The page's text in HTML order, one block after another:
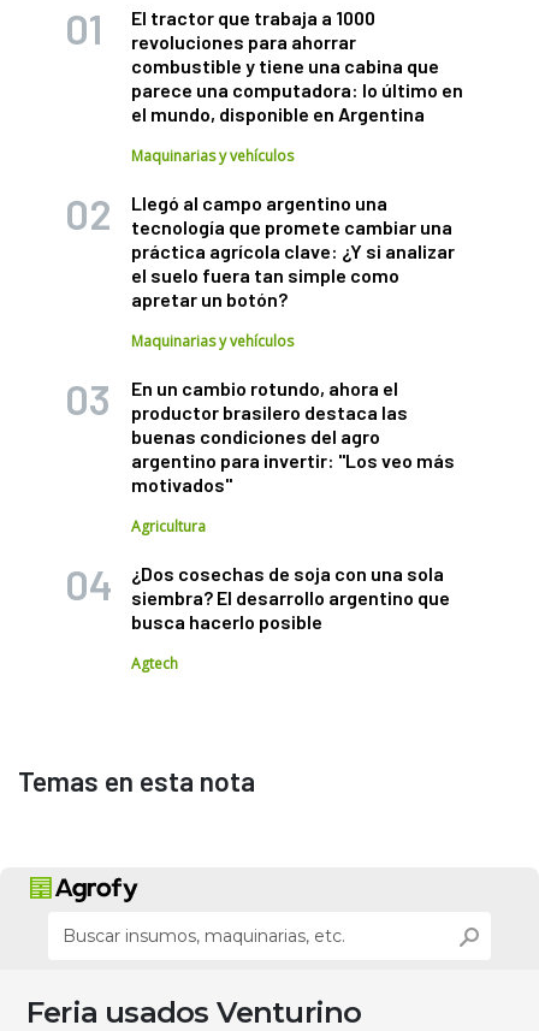
El tractor que trabaja a 1000
revoluciones para ahorrar
combustible y tiene una cabina que
parece una computadora: lo último en
el mundo, disponible en Argentina
Maquinarias y vehículos
Llegó al campo argentino una
tecnología que promete cambiar una
práctica agrícola clave: ¿Y si analizar
el suelo fuera tan simple como
apretar un botón?
Maquinarias y vehículos
En un cambio rotundo, ahora el
productor brasilero destaca las
buenas condiciones del agro
argentino para invertir: "Los veo más
motivados"
Agricultura
¿Dos cosechas de soja con una sola
siembra? El desarrollo argentino que
busca hacerlo posible
Agtech
Temas en esta nota
Feria usados Venturino